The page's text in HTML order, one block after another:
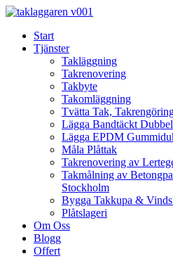
Skip
contentStart
Tjänster
Takläggning
Takrenovering
Takbyte
Takomläggning
Tvätta Tak,
Lägga Bandtäckt
Lägga EPDM
Måla Plåttak
Takrenovering av
Takmålning av
Stockholm
Bygga Takkupa &
Plåtslageri
Om Oss
Blogg
Offert